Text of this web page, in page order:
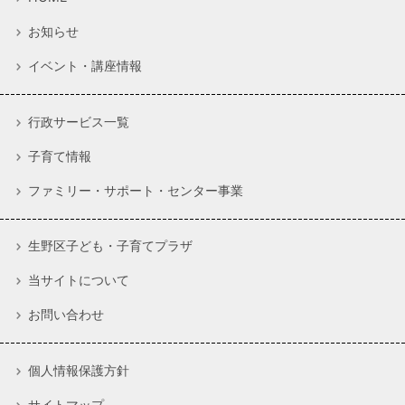
お知らせ
イベント・講座情報
行政サービス一覧
子育て情報
ファミリー・サポート・センター事業
生野区子ども・子育てプラザ
当サイトについて
お問い合わせ
個人情報保護方針